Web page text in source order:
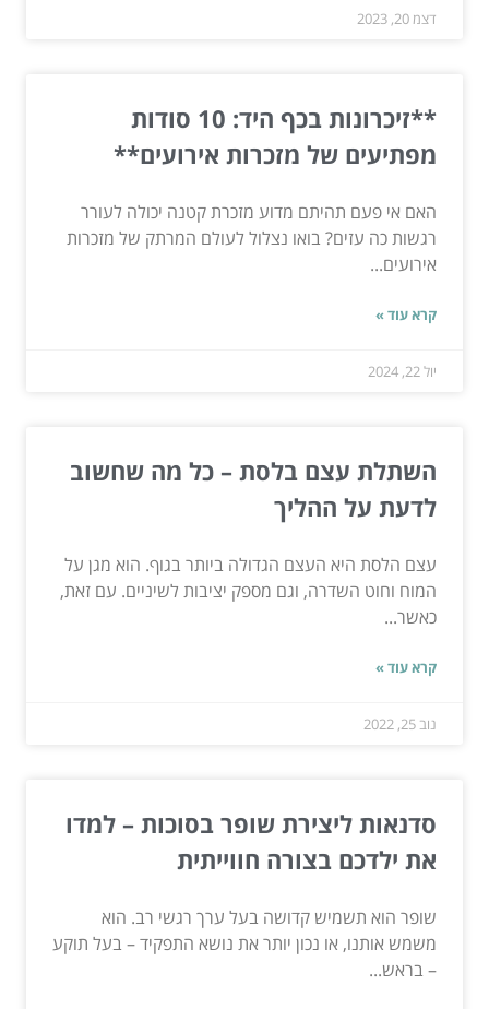
דצמ 20, 2023
**זיכרונות בכף היד: 10 סודות
מפתיעים של מזכרות אירועים**
האם אי פעם תהיתם מדוע מזכרת קטנה יכולה לעורר
רגשות כה עזים? בואו נצלול לעולם המרתק של מזכרות
אירועים...
קרא עוד »
יול 22, 2024
השתלת עצם בלסת – כל מה שחשוב
לדעת על ההליך
עצם הלסת היא העצם הגדולה ביותר בגוף. הוא מגן על
המוח וחוט השדרה, וגם מספק יציבות לשיניים. עם זאת,
כאשר...
קרא עוד »
נוב 25, 2022
סדנאות ליצירת שופר בסוכות – למדו
את ילדכם בצורה חווייתית
שופר הוא תשמיש קדושה בעל ערך רגשי רב. הוא
משמש אותנו, או נכון יותר את נושא התפקיד – בעל תוקע
– בראש...